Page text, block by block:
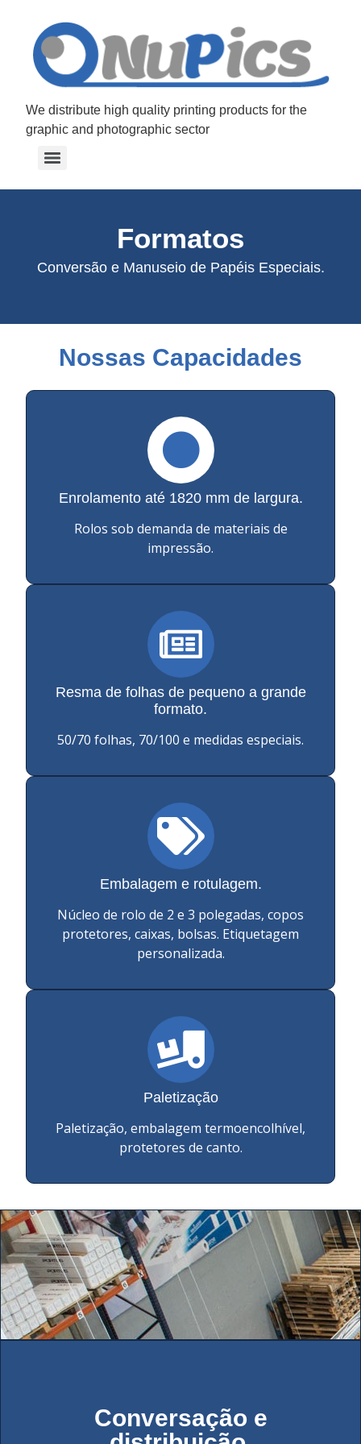
We distribute high quality printing products for the
graphic and photographic sector
Formatos
Conversão e Manuseio de Papéis Especiais.
Nossas Capacidades
Enrolamento até 1820 mm de largura.
Rolos sob demanda de materiais de
impressão.
Resma de folhas de pequeno a grande
formato.
50/70 folhas, 70/100 e medidas especiais.
Embalagem e rotulagem.
Núcleo de rolo de 2 e 3 polegadas, copos
protetores, caixas, bolsas. Etiquetagem
personalizada.
Paletização
Paletização, embalagem termoencolhível,
protetores de canto.
Conversação e